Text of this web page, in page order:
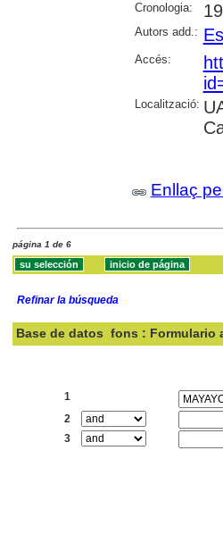
Cronologia:
Autors add.:
Accés:
Localització:
Enllaç
página 1 de 6
Refinar la búsqueda
Base de datos fons : Formulario
1
2
3